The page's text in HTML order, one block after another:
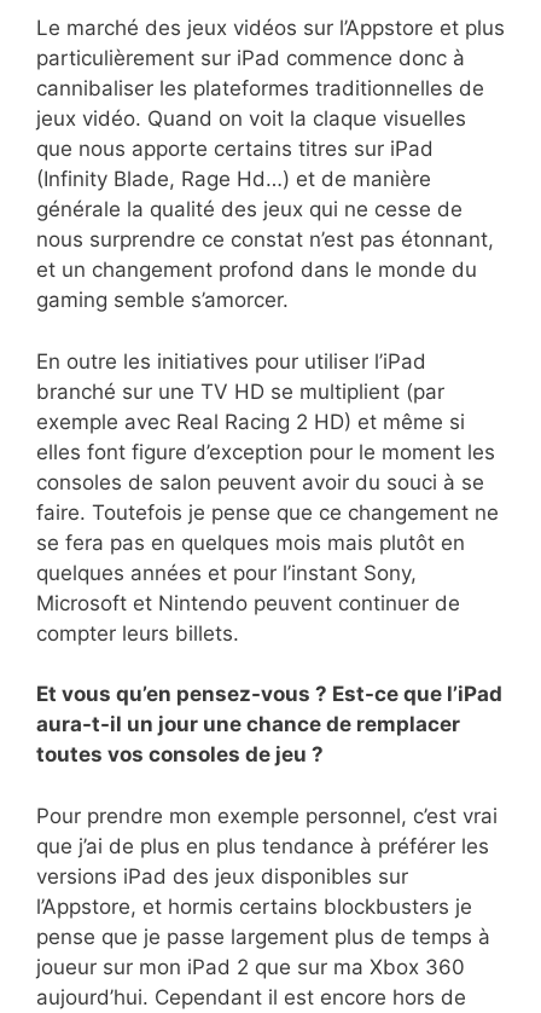
Le marché des jeux vidéos sur l’Appstore et plus
particulièrement sur iPad commence donc à
cannibaliser les plateformes traditionnelles de
jeux vidéo. Quand on voit la claque visuelles
que nous apporte certains titres sur iPad
(Infinity Blade, Rage Hd…) et de manière
générale la qualité des jeux qui ne cesse de
nous surprendre ce constat n’est pas étonnant,
et un changement profond dans le monde du
gaming semble s’amorcer.
En outre les initiatives pour utiliser l’iPad
branché sur une TV HD se multiplient (par
exemple avec Real Racing 2 HD) et même si
elles font figure d’exception pour le moment les
consoles de salon peuvent avoir du souci à se
faire. Toutefois je pense que ce changement ne
se fera pas en quelques mois mais plutôt en
quelques années et pour l’instant Sony,
Microsoft et Nintendo peuvent continuer de
compter leurs billets.
Et vous qu’en pensez-vous ? Est-ce que l’iPad
aura-t-il un jour une chance de remplacer
toutes vos consoles de jeu ?
Pour prendre mon exemple personnel, c’est vrai
que j’ai de plus en plus tendance à préférer les
versions iPad des jeux disponibles sur
l’Appstore, et hormis certains blockbusters je
pense que je passe largement plus de temps à
joueur sur mon iPad 2 que sur ma Xbox 360
aujourd’hui. Cependant il est encore hors de